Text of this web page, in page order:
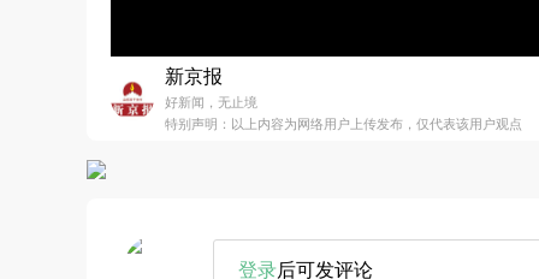
新京报
好新闻，无止境
特别声明：以上内容为网络用户上传发布，仅代表该用户观点
登录后可发评论